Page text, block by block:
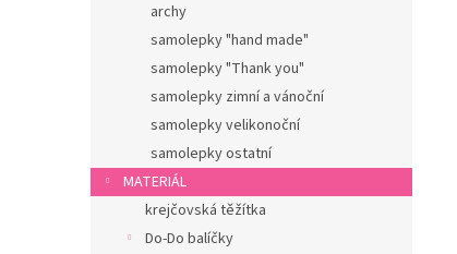
archy
samolepky "hand made"
samolepky "Thank you"
samolepky zimní a vánoční
samolepky velikonoční
samolepky ostatní
MATERIÁL
krejčovská těžítka
Do-Do balíčky